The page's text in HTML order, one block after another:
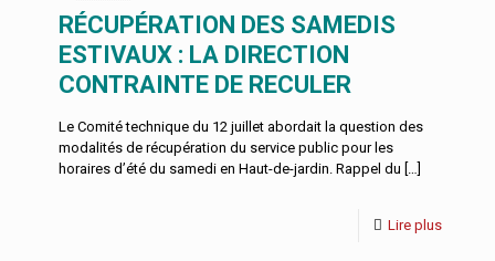
RÉCUPÉRATION DES SAMEDIS
ESTIVAUX : LA DIRECTION
CONTRAINTE DE RECULER
Le Comité technique du 12 juillet abordait la question des
modalités de récupération du service public pour les
horaires d’été du samedi en Haut-de-jardin. Rappel du […]
Lire plus